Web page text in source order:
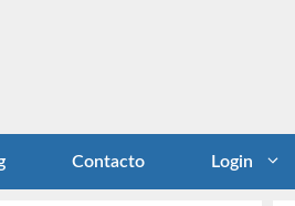
Contacto Login